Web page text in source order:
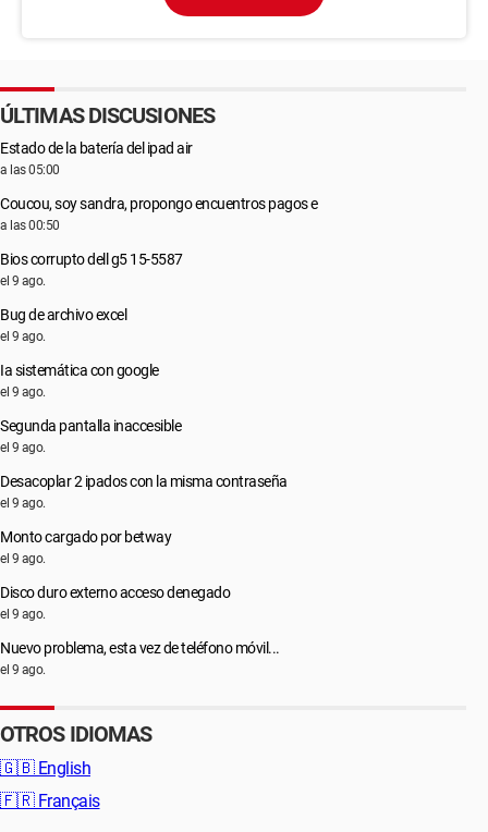
ÚLTIMAS DISCUSIONES
Estado de la batería del ipad air
a las 05:00
Coucou, soy sandra, propongo encuentros pagos e
a las 00:50
Bios corrupto dell g5 15-5587
el 9 ago.
Bug de archivo excel
el 9 ago.
Ia sistemática con google
el 9 ago.
Segunda pantalla inaccesible
el 9 ago.
Desacoplar 2 ipados con la misma contraseña
el 9 ago.
Monto cargado por betway
el 9 ago.
Disco duro externo acceso denegado
el 9 ago.
Nuevo problema, esta vez de teléfono móvil...
el 9 ago.
OTROS IDIOMAS
🇬🇧 English
🇫🇷 Français